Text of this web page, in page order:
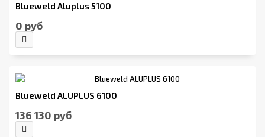
Blueweld Aluplus 5100
0 руб
Blueweld ALUPLUS 6100
136 130 руб